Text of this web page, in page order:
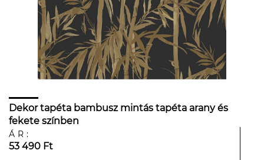
Dekor tapéta bambusz mintás tapéta arany és
fekete színben
ÁR:
53 490 Ft